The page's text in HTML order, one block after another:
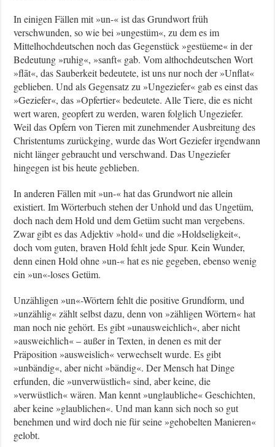
In einigen Fällen mit »un-« ist das Grundwort früh
verschwunden, so wie bei »ungestüm«, zu dem es im
Mittelhochdeutschen noch das Gegenstück »gestüeme« in der
Bedeutung »ruhig«, »sanft« gab. Vom althochdeutschen Wort
»flāt«, das Sauberkeit bedeutete, ist uns nur noch der »Unflat«
geblieben. Und als Gegensatz zu »Ungeziefer« gab es einst das
»Geziefer«, das »Opfertier« bedeutete. Alle Tiere, die es nicht
wert waren, geopfert zu werden, waren folglich Ungeziefer.
Weil das Opfern von Tieren mit zunehmender Ausbreitung des
Christentums zurückging, wurde das Wort Geziefer irgendwann
nicht länger gebraucht und verschwand. Das Ungeziefer
hingegen ist bis heute geblieben.
In anderen Fällen mit »un-« hat das Grundwort nie allein
existiert. Im Wörterbuch stehen der Unhold und das Ungetüm,
doch nach dem Hold und dem Getüm sucht man vergebens.
Zwar gibt es das Adjektiv »hold« und die »Holdseligkeit«,
doch vom guten, braven Hold fehlt jede Spur. Kein Wunder,
denn einen Hold ohne »un-« hat es nie gegeben, ebenso wenig
ein »un«-loses Getüm.
Unzähligen »un«-Wörtern fehlt die positive Grundform, und
»unzählig« zählt selbst dazu, denn von »zähligen Wörtern« hat
man noch nie gehört. Es gibt »unausweichlich«, aber nicht
»ausweichlich« – außer in Texten, in denen es mit der
Präposition »ausweislich« verwechselt wurde. Es gibt
»unbändig«, aber nicht »bändig«. Der Mensch hat Dinge
erfunden, die »unverwüstlich« sind, aber keine, die
»verwüstlich« wären. Man kennt »unglaubliche« Geschichten,
aber keine »glaublichen«. Und man kann sich noch so gut
benehmen und wird doch nie für seine »gehobelten Manieren«
gelobt.